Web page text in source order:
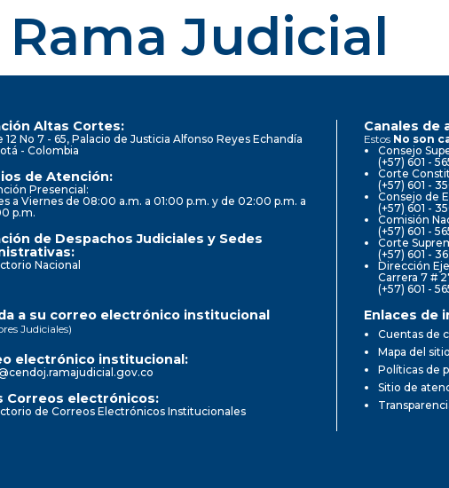
Rama Judicial
Altas Cortes:
12 No 7 - 65, Palacio de Justicia Alfonso Reyes Echandía
- Colombia
de Atención:
Presencial:
a Viernes de 08:00 a.m. a 01:00 p.m. y de 02:00 p.m. a
p.m.
de Despachos Judiciales y Sedes
Nacional
Canales de
Estos No son
Consejo
(+57) 601 -
Corte
(+57) 601 -
Consejo de
(+57) 601 -
Comisión
(+57) 601 -
Corte
(+57) 601 -
Dirección
Carrera 7 #
(+57) 601 -
a su correo electrónico institucional
Judiciales)
electrónico institucional:
Correos electrónicos:
de Correos Electrónicos Institucionales
Enlaces de
Cuentas de
Mapa del sitio
Políticas de
Sitio de